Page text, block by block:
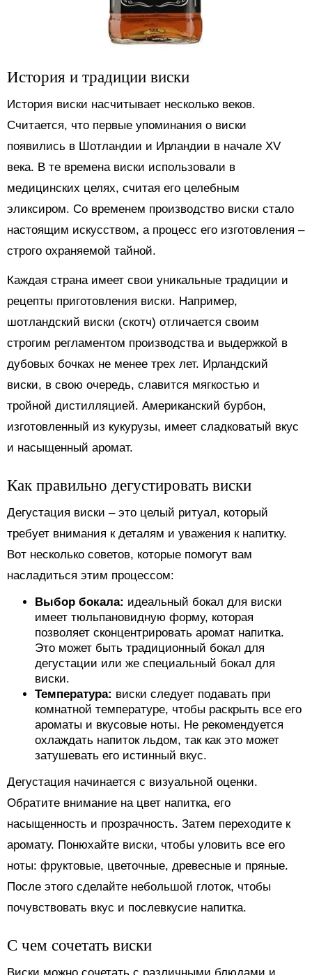
История и традиции виски
История виски насчитывает несколько веков.
Считается, что первые упоминания о виски
появились в Шотландии и Ирландии в начале XV
века. В те времена виски использовали в
медицинских целях, считая его целебным
эликсиром. Со временем производство виски стало
настоящим искусством, а процесс его изготовления –
строго охраняемой тайной.
Каждая страна имеет свои уникальные традиции и
рецепты приготовления виски. Например,
шотландский виски (скотч) отличается своим
строгим регламентом производства и выдержкой в
дубовых бочках не менее трех лет. Ирландский
виски, в свою очередь, славится мягкостью и
тройной дистилляцией. Американский бурбон,
изготовленный из кукурузы, имеет сладковатый вкус
и насыщенный аромат.
Как правильно дегустировать виски
Дегустация виски – это целый ритуал, который
требует внимания к деталям и уважения к напитку.
Вот несколько советов, которые помогут вам
насладиться этим процессом:
Выбор бокала: идеальный бокал для виски
имеет тюльпановидную форму, которая
позволяет сконцентрировать аромат напитка.
Это может быть традиционный бокал для
дегустации или же специальный бокал для
виски.
Температура: виски следует подавать при
комнатной температуре, чтобы раскрыть все его
ароматы и вкусовые ноты. Не рекомендуется
охлаждать напиток льдом, так как это может
затушевать его истинный вкус.
Дегустация начинается с визуальной оценки.
Обратите внимание на цвет напитка, его
насыщенность и прозрачность. Затем переходите к
аромату. Понюхайте виски, чтобы уловить все его
ноты: фруктовые, цветочные, древесные и пряные.
После этого сделайте небольшой глоток, чтобы
почувствовать вкус и послевкусие напитка.
С чем сочетать виски